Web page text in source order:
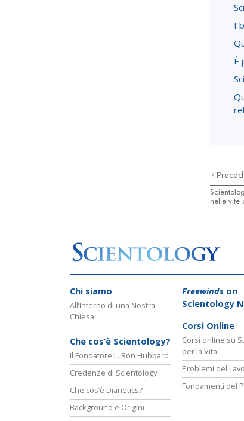
I
È
nelle vite
Chi siamo
All’Interno di una Nostra
Chiesa
Che cos’è Scientology?
Il Fondatore L. Ron Hubbard
Credenze di Scientology
Che cos’è Dianetics?
Background e Origini
Freewinds on
Scientology
Corsi Online
Corsi online su
per la Vita
Problemi del
Fondamenti del